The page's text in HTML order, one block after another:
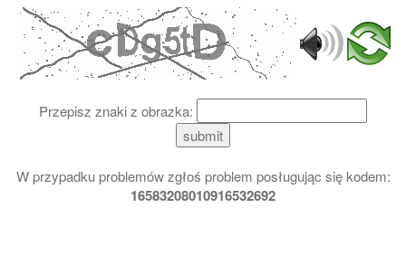
Przepisz znaki z obrazka:
submit
W przypadku problemów zgłoś problem posługując się kodem:
16583208010916532692